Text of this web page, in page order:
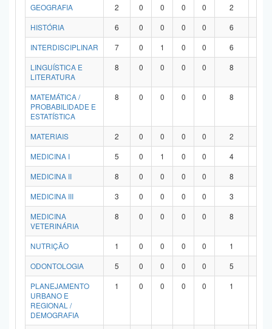
GEOGRAFIA
2 0 0 0 0 2
HISTÓRIA
6 0 0 0 0 6
INTERDISCIPLINAR
7 0 1 0 0 6
LINGUÍSTICA E
LITERATURA
8 0 0 0 0 8
MATEMÁTICA /
PROBABILIDADE E
ESTATÍSTICA
8 0 0 0 0 8
MATERIAIS 2 0 0 0 0 2
MEDICINA I
5 0 1 0 0 4
MEDICINA II
8 0 0 0 0 8
MEDICINA III
3 0 0 0 0 3
MEDICINA
VETERINÁRIA
8 0 0 0 0 8
NUTRIÇÃO 1 0 0 0 0 1
ODONTOLOGIA
5 0 0 0 0 5
PLANEJAMENTO
URBANO E
REGIONAL /
DEMOGRAFIA
1 0 0 0 0 1